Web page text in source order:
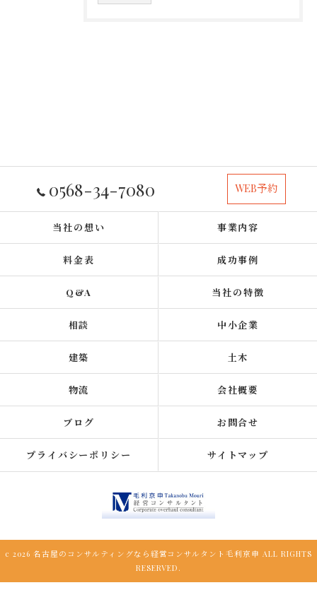
0568-34-7080 WEB予約
当社の想い 事業内容
料金表 成功事例
Q&A 当社の特徴
相談 中小企業
建築 土木
物流 会社概要
ブログ お問合せ
プライバシーポリシー サイトマップ
c 2026 名古屋のコンサルティングなら経営コンサルタント毛利京申 ALL RIGHTS
RESERVED.